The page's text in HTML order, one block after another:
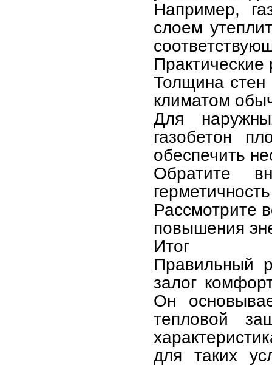
Например,
слоем
Толщина стен
климатом
Для
газобетон
обеспечить
Обратите
Рассмотрите
повышения
Итог
Правильный
залог
Он
тепловой
для таких